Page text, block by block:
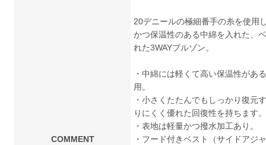
COMMENT
20デニールの極細番手の糸を使用
かつ保温性のある中綿を入れた、
れた3WAYブルゾン。
・中綿には軽くて高い保温性があ
用。
・小さくたたんでもしっかり復元
りにくく優れた回復性を持ちます
・表地は軽量かつ撥水加工あり。
・フード付きベスト（サイドアジ